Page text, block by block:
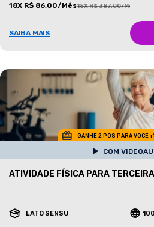
18X R$ 86,00/Mês18X R$ 387,00/Mês
SAIBA MAIS
GANHE 2 POS PARA VOCE
COM
ATIVIDADE FÍSICA PARA
LATO SENSU